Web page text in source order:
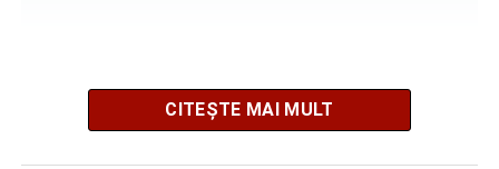
CITEȘTE MAI MULT